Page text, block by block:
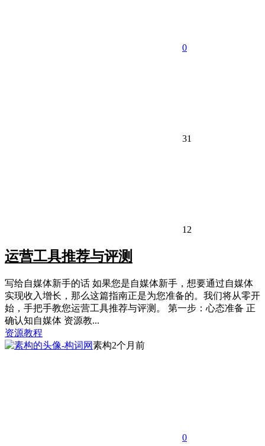
0
31
12
运营工具推荐与评测
写给自媒体新手的话 如果您是自媒体新手，想要通过自媒体
实现收入增长，那么这篇指南正是为您准备的。我们将从零开
始，手把手教您运营工具推荐与评测。 第一步：心态准备 正
确认知自媒体 资源教...
资源教程
素构2个月前
0